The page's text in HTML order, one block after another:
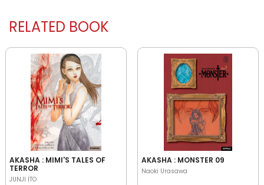
RELATED BOOK
AKASHA : MIMI'S TALES OF
TERROR
JUNJI ITO
AKASHA : MONSTER 09
Naoki Urasawa